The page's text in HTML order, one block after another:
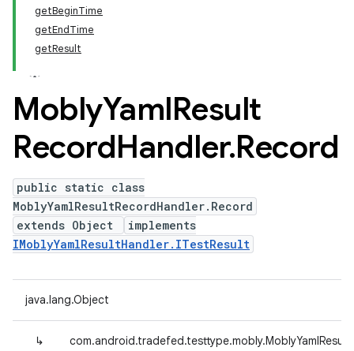
getBeginTime
getEndTime
getResult
MoblyYamlResult
RecordHandler.Record
public static class
MoblyYamlResultRecordHandler.Record
extends Object
implements
IMoblyYamlResultHandler.ITestResult
java.lang.Object
↳